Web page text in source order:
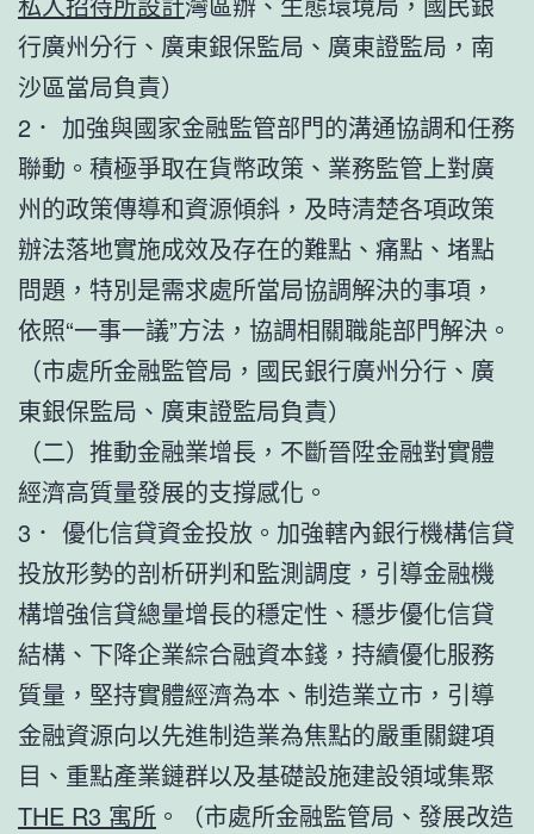
行廣州分行、廣東銀保監局、廣東證監局，南
沙區當局負責）
2． 加強與國家金融監管部門的溝通協調和任務
聯動。積極爭取在貨幣政策、業務監管上對廣
州的政策傳導和資源傾斜，及時清楚各項政策
辦法落地實施成效及存在的難點、痛點、堵點
問題，特別是需求處所當局協調解決的事項，
依照“一事一議”方法，協調相關職能部門解決。
（市處所金融監管局，國民銀行廣州分行、廣
東銀保監局、廣東證監局負責）
（二）推動金融業增長，不斷晉陞金融對實體
經濟高質量發展的支撐感化。
3． 優化信貸資金投放。加強轄內銀行機構信貸
投放形勢的剖析研判和監測調度，引導金融機
構增強信貸總量增長的穩定性、穩步優化信貸
結構、下降企業綜合融資本錢，持續優化服務
質量，堅持實體經濟為本、制造業立市，引導
金融資源向以先進制造業為焦點的嚴重關鍵項
目、重點產業鏈群以及基礎設施建設領域集聚
THE R3 寓所 。（市處所金融監管局、發展改造